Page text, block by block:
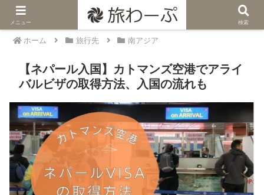
ホーム 旅行先 南アジア
【ネパール入国】カトマンズ空港でアライ
バルビザの取得方法、入国の流れも
メニュー 検索